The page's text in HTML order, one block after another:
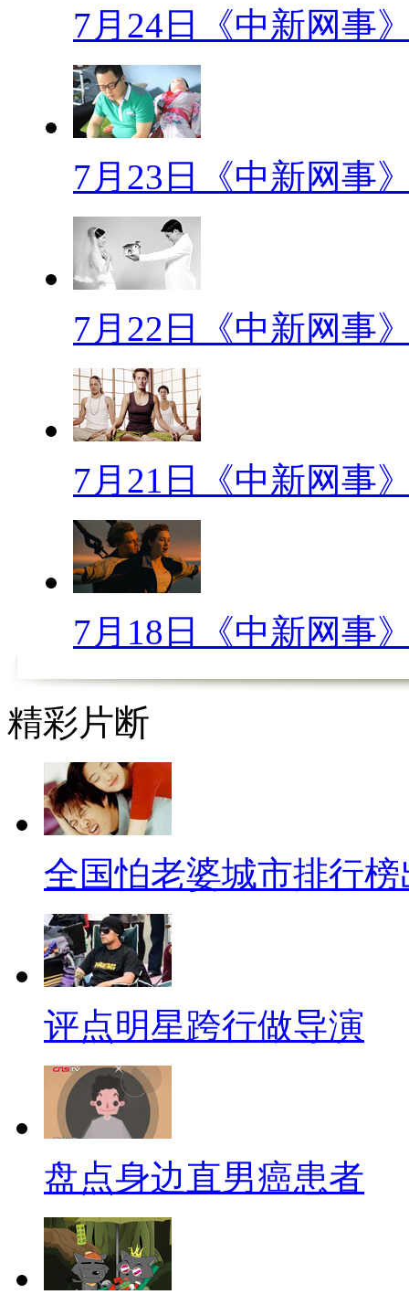
火烧的很软，指丈夫被妻子在
妻子面前言听计从的男人。“火
在一些场合经常见有“耙耳朵”
(转场)全国怕老婆城市排行
自己更爱娇妻，令温柔娇嗔的
个城市的男人给我们的印象一
《做头》里表现得淋漓尽致，
实，他只是不知道该如何爱他
婆，不仅历史悠久名声远扬，
是最温情的“妻管严”男人。是
全国怕老婆城市排行榜第二
车的右侧都要加上一个轮椅，
三轮”，昵称“粑pa耳朵”。最
把“粑耳朵”献给了那些“妻管严
是什么，一旦不听话，耳朵就
养家的重担，同时还兼任大厨
最享受的时刻，莫过于年轻得
子还可以……
全国怕老婆城市排行榜第三
男人中也属于厉害角色，但最
下风。武汉女人是出名的厉害
女人的娇嗔麻辣，武汉女人最
只是无论短期气势还是长期持
种折衷的方式。武汉的老婆们
家”，就使得男人们不得不俯
面子的，所以他们更是乐得诸
全国怕老婆城市排行榜第四
与勤劳的表象之下，操控着这
男人自居的，而潮州女子一向
一直都过着张口伸手的幸福生
勤劳的表象之下，其实是操控
人开始依赖她，以至于到离不
赚钱，你就负责花钱！而赚来
。
7月24日《中新网事
7月23日《中新网事
7月22日《中新网事
7月21日《中新网事
7月18日《中新网事
精彩片断
全国怕老婆城市排行榜
评点明星跨行做导演
盘点身边直男癌患者